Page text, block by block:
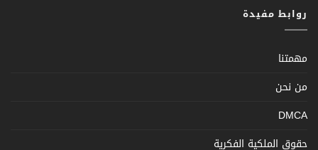
روابط مفيدة
مهمتنا
من نحن
DMCA
حقوق الملكية الفكرية